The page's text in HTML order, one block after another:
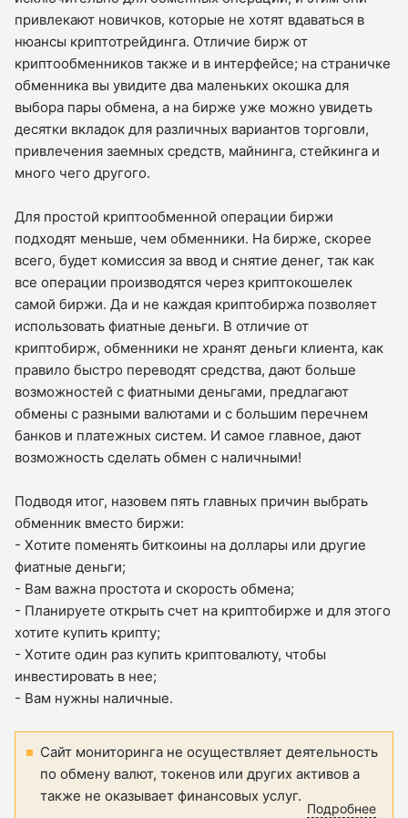
привлекают новичков, которые не хотят вдаваться в
нюансы криптотрейдинга. Отличие бирж от
криптообменников также и в интерфейсе; на страничке
обменника вы увидите два маленьких окошка для
выбора пары обмена, а на бирже уже можно увидеть
десятки вкладок для различных вариантов торговли,
привлечения заемных средств, майнинга, стейкинга и
много чего другого.
Для простой криптообменной операции биржи
подходят меньше, чем обменники. На бирже, скорее
всего, будет комиссия за ввод и снятие денег, так как
все операции производятся через криптокошелек
самой биржи. Да и не каждая криптобиржа позволяет
использовать фиатные деньги. В отличие от
криптобирж, обменники не хранят деньги клиента, как
правило быстро переводят средства, дают больше
возможностей с фиатными деньгами, предлагают
обмены с разными валютами и с большим перечнем
банков и платежных систем. И самое главное, дают
возможность сделать обмен с наличными!
Подводя итог, назовем пять главных причин выбрать
обменник вместо биржи:
- Хотите поменять биткоины на доллары или другие
фиатные деньги;
- Вам важна простота и скорость обмена;
- Планируете открыть счет на криптобирже и для этого
хотите купить крипту;
- Хотите один раз купить криптовалюту, чтобы
инвестировать в нее;
- Вам нужны наличные.
Сайт мониторинга не осуществляет деятельность
по обмену валют, токенов или других активов а
также не оказывает финансовых услуг.
Подробнее